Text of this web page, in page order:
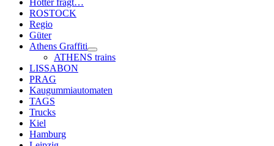
Hotter fragt…
ROSTOCK
Regio
Güter
Athens Graffiti
Menü
öffnen
ATHENS trains
LISSABON
PRAG
Kaugummiautomaten
TAGS
Trucks
Kiel
Hamburg